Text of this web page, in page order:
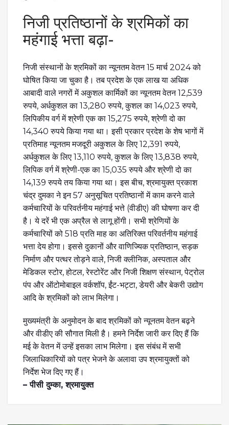
निजी प्रतिष्ठानों के श्रमिकों का
महंगाई भत्ता बढ़ा-
निजी संस्थानों के श्रमिकों का न्यूनतम वेतन 15 मार्च 2024 को
घोषित किया जा चुका है। तब प्रदेश के एक लाख या अधिक
आबादी वाले नगरों में अकुशल कार्मिकों का न्यूनतम वेतन 12,539
रुपये, अर्धकुशल का 13,280 रुपये, कुशल का 14,023 रुपये,
लिपिकीय वर्ग में श्रेणी एक का 15,275 रुपये, श्रेणी दो का
14,340 रुपये किया गया था। इसी प्रकार प्रदेश के शेष भागों में
प्रतिमाह न्यूनतम मजदूरी अकुशल के लिए 12,391 रुपये,
अर्धकुशल के लिए 13,110 रुपये, कुशल के लिए 13,838 रुपये,
लिपिक वर्ग में श्रेणी-एक का 15,035 रुपये और श्रेणी दो का
14,139 रुपये तय किया गया था। इस बीच, श्रमायुक्त प्रकाश
चंद्र दुमका ने इन 57 अनुसूचित प्रतिष्ठानों में काम करने वाले
कर्मचारियों के परिवर्तनीय महंगाई भत्ते (वीडीए) की घोषणा कर दी
है। ये दरें भी एक अप्रैल से लागू होंगी। सभी श्रेणियों के
कर्मचारियों को 518 प्रति माह का अतिरिक्त परिवर्तनीय महंगाई
भत्ता देय होगा। इससे दुकानों और वाणिज्यिक प्रतिष्ठान, सड़क
निर्माण और पत्थर तोड़ने वाले, निजी क्लीनिक, अस्पताल और
मेडिकल स्टोर, होटल, रेस्टोरेंट और निजी शिक्षण संस्थान, पेट्रोल
पंप और ऑटोमोबाइल वर्कशॉप, ईंट-भट्टा, डेयरी और बेकरी उद्योग
आदि के श्रमिकों को लाभ मिलेगा।
मुख्यमंत्री के अनुमोदन के बाद श्रमिकों को न्यूनतम वेतन बढ़ने
और वीडीए की सौगात मिली है। हमने निर्देश जारी कर दिए हैं कि
मई के वेतन में उन्हें इसका लाभ मिलेगा। इस संबंध में सभी
जिलाधिकारियों को पत्र भेजने के अलावा उप श्रमायुक्तों को
निर्देश भेज दिए गए हैं।
– पीसी दुम्का, श्रमायुक्त